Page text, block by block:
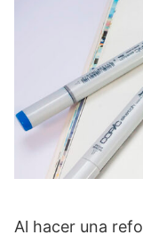
Al hacer una